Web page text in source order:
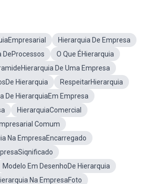
Hierarquia De Empresa
DeProcessos
O Que ÉHierarquia
De Uma Empresa
Hierarquia
RespeitarHierarquia
De HierarquiaEm Empresa
HierarquiaComercial
Comum
Na EmpresaEncarregado
Modelo Em DesenhoDe Hierarquia
Na EmpresaFoto